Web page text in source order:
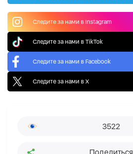
Следите за нами в Instagram
Следите за нами в TikTok
Следите за нами в Facebook
Следите за нами в X
3522